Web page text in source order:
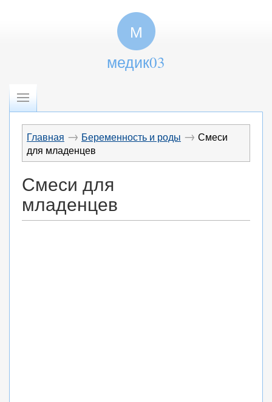
М
медик03
Главная → Беременность и роды → Смеси
для младенцев
Смеси для
младенцев